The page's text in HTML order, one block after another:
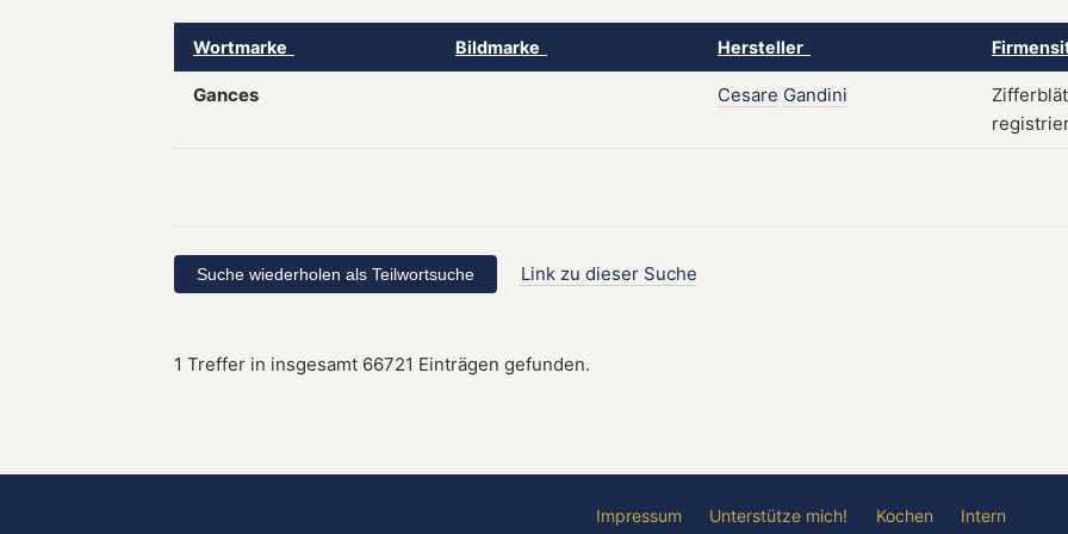
Wortmarke Bildmarke Hersteller
Gances Cesare Gandini
Link zu dieser Suche
1 Treffer in insgesamt 66721 Einträgen gefunden.
Impressum Unterstütze mich! Kochen Intern